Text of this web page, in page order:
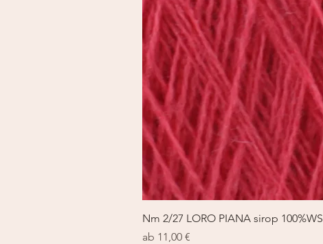
Nm 2/27 LORO PIANA sirop 100%WS
ab 11,00 €
Sale-Preis